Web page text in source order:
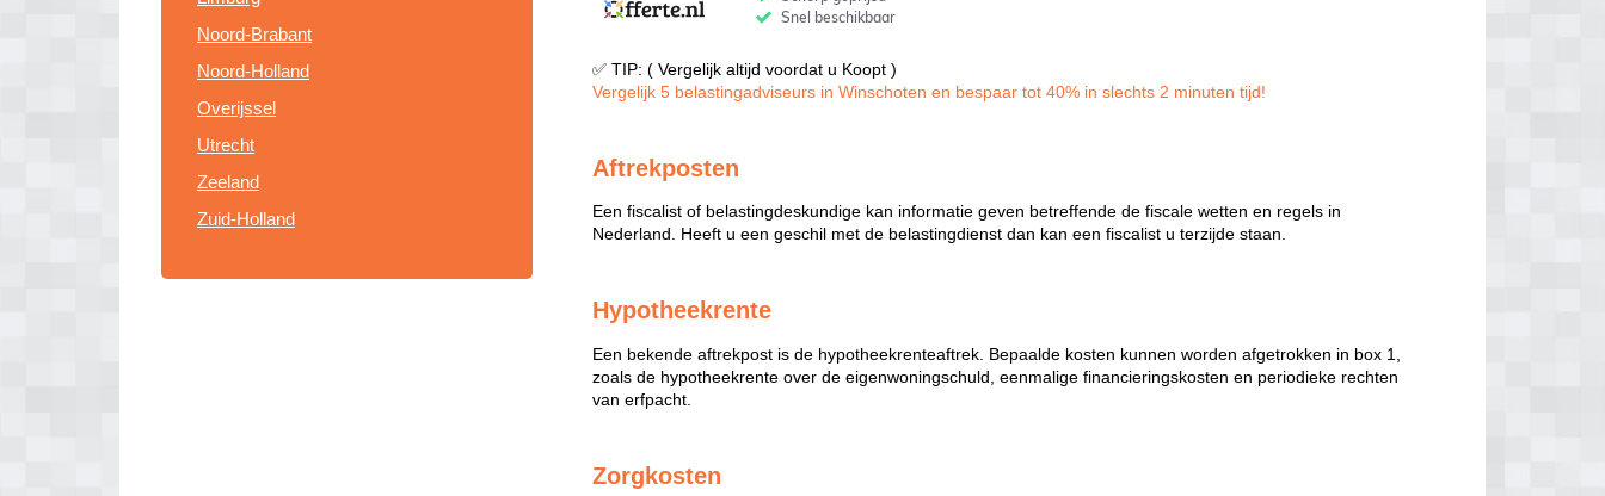
Noord-Brabant
Noord-Holland
Overijssel
Utrecht
Zeeland
Zuid-Holland
✅ TIP: ( Vergelijk altijd voordat u Koopt )
Vergelijk 5 belastingadviseurs in Winschoten en bespaar tot 40% in slechts 2 minuten tijd!
Aftrekposten
Een fiscalist of belastingdeskundige kan informatie geven betreffende de fiscale wetten en regels in
Nederland. Heeft u een geschil met de belastingdienst dan kan een fiscalist u terzijde staan.
Hypotheekrente
Een bekende aftrekpost is de hypotheekrenteaftrek. Bepaalde kosten kunnen worden afgetrokken in box 1,
zoals de hypotheekrente over de eigenwoningschuld, eenmalige financieringskosten en periodieke rechten
van erfpacht.
Zorgkosten